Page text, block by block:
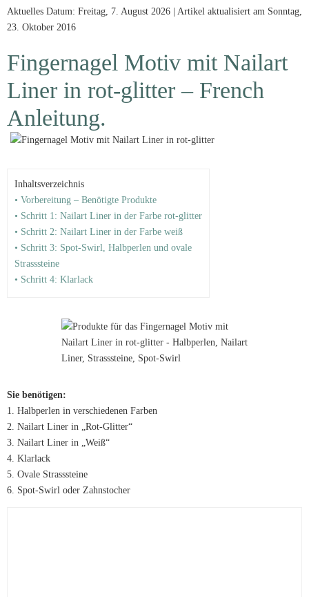
Aktuelles Datum: Freitag, 7. August 2026 | Artikel aktualisiert am Sonntag,
23. Oktober 2016
Fingernagel Motiv mit Nailart
Liner in rot-glitter – French
Anleitung.
Inhaltsverzeichnis
• Vorbereitung – Benötigte Produkte
• Schritt 1: Nailart Liner in der Farbe rot-glitter
• Schritt 2: Nailart Liner in der Farbe weiß
• Schritt 3: Spot-Swirl, Halbperlen und ovale
Strasssteine
• Schritt 4: Klarlack
Sie benötigen:
1. Halbperlen in verschiedenen Farben
2. Nailart Liner in „Rot-Glitter“
3. Nailart Liner in „Weiß“
4. Klarlack
5. Ovale Strasssteine
6. Spot-Swirl oder Zahnstocher